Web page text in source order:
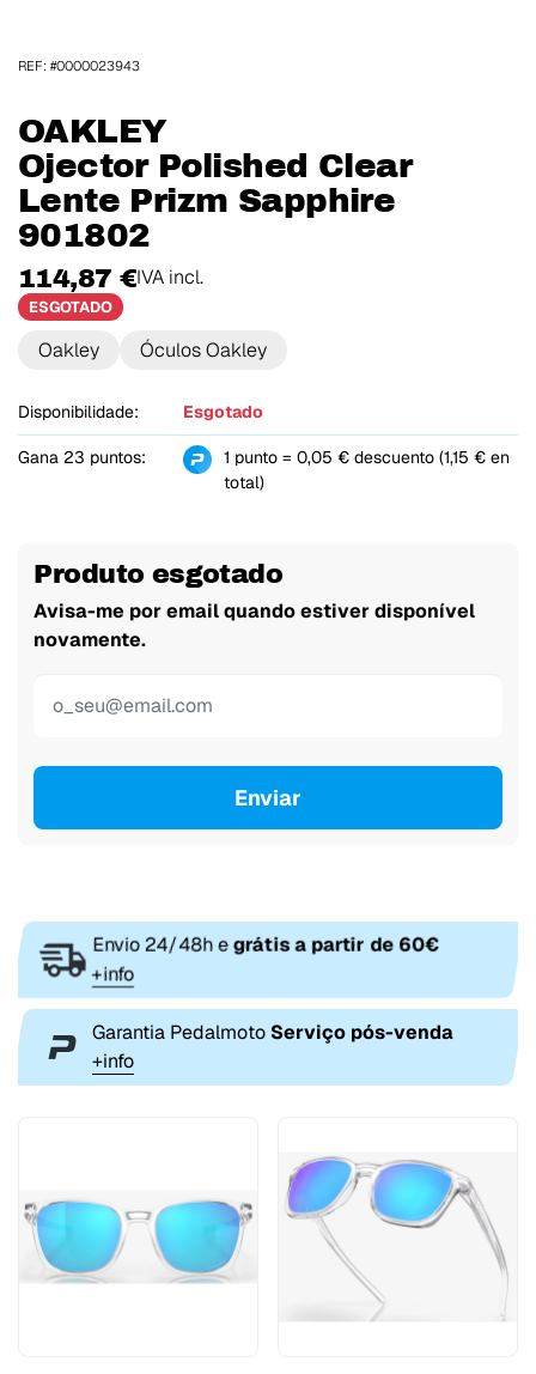
OAKLEY
Ojector Polished Clear
Lente Prizm Sapphire
901802
114,87 €IVA incl.
ESGOTADO
Oakley Óculos Oakley
Disponibilidade: Esgotado
Gana 23 puntos:
1 punto = 0,05 € descuento (1,15 € en
total)
Produto esgotado
Avisa-me por email quando estiver disponível
novamente.
Enviar
REF: #0000023943
Envio 24/48h egrátis a partir de 60€
+info
Garantia Pedalmoto Serviço pós-venda
+info